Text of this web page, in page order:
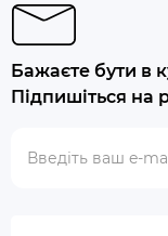
Купити папір для
Попільничка
Купити люльку для
Люлька для
Купити ювелірні
Бажаєте бути в
Підпишіться на